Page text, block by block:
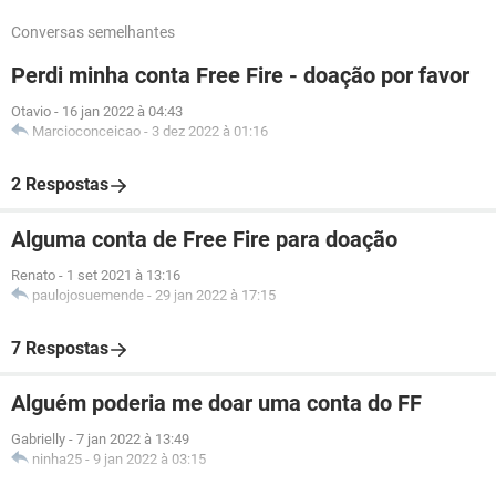
Conversas semelhantes
Perdi minha conta Free Fire - doação por favor
Otavio - 16 jan 2022 à 04:43
Marcioconceicao - 3 dez 2022 à 01:16
2 Respostas
Alguma conta de Free Fire para doação
Renato - 1 set 2021 à 13:16
paulojosuemende - 29 jan 2022 à 17:15
7 Respostas
Alguém poderia me doar uma conta do FF
Gabrielly - 7 jan 2022 à 13:49
ninha25 - 9 jan 2022 à 03:15